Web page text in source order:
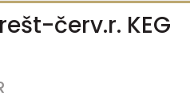
červ.r. KEG